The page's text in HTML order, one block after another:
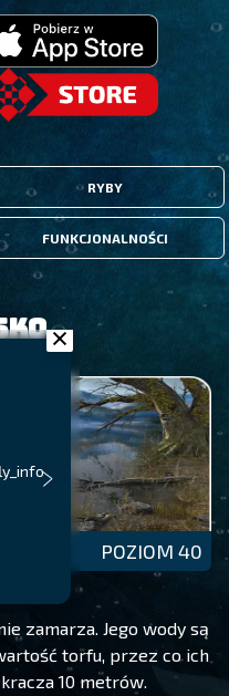
RYBY
FUNKCJONALNOŚCI
POZIOM 40
zamarza. Jego wody są
torfu, przez co ich
10 metrów.